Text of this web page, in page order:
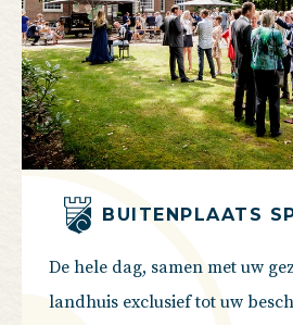
BUITENPLAATS
De hele dag, samen met uw
landhuis exclusief tot uw